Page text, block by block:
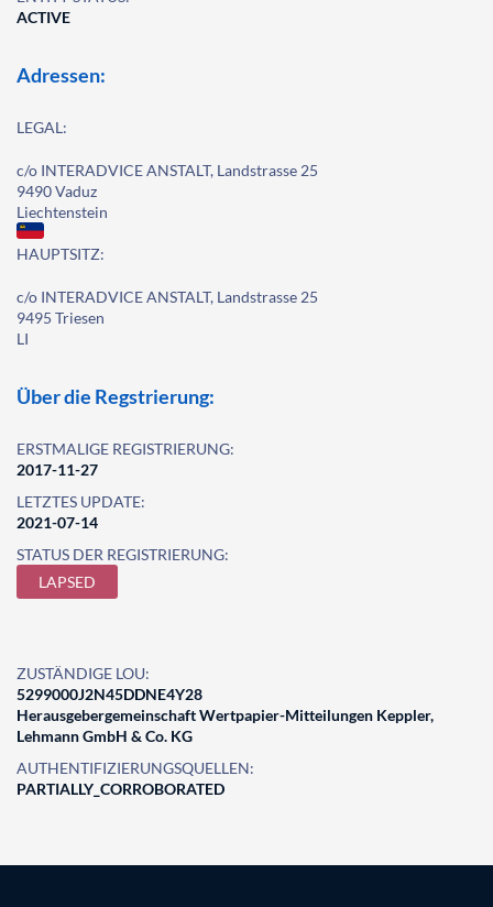
ACTIVE
Adressen:
LEGAL:
c/o INTERADVICE ANSTALT, Landstrasse 25
9490 Vaduz
Liechtenstein
HAUPTSITZ:
c/o INTERADVICE ANSTALT, Landstrasse 25
9495 Triesen
LI
Über die Regstrierung:
ERSTMALIGE REGISTRIERUNG:
2017-11-27
LETZTES UPDATE:
2021-07-14
STATUS DER REGISTRIERUNG:
LAPSED
ZUSTÄNDIGE LOU:
5299000J2N45DDNE4Y28
Herausgebergemeinschaft Wertpapier-Mitteilungen Keppler,
Lehmann GmbH & Co. KG
AUTHENTIFIZIERUNGSQUELLEN:
PARTIALLY_CORROBORATED